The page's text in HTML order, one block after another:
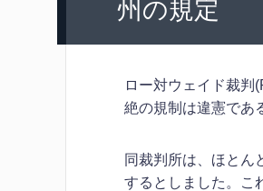
州の規定
ロー対ウェイド裁判
絶の規制は違憲であ
同裁判所は、ほとん
するとしました。こ